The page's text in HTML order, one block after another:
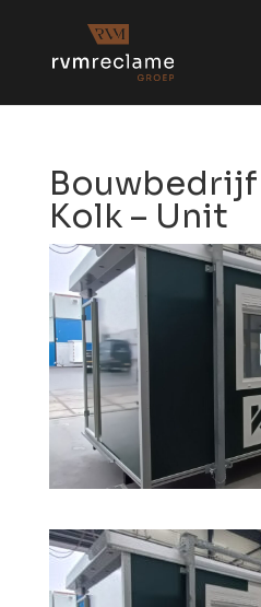
Bouwbedrijf
Kolk – Unit